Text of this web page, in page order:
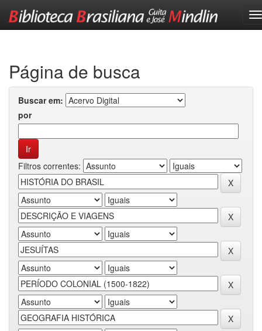
Página de busca
Buscar em:
por
Filtros correntes: